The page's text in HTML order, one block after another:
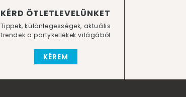
KÉRD ÖTLETLEVELÜNKET
Tippek, különlegességek, aktuális
trendek a partykellékek világából
KÉREM